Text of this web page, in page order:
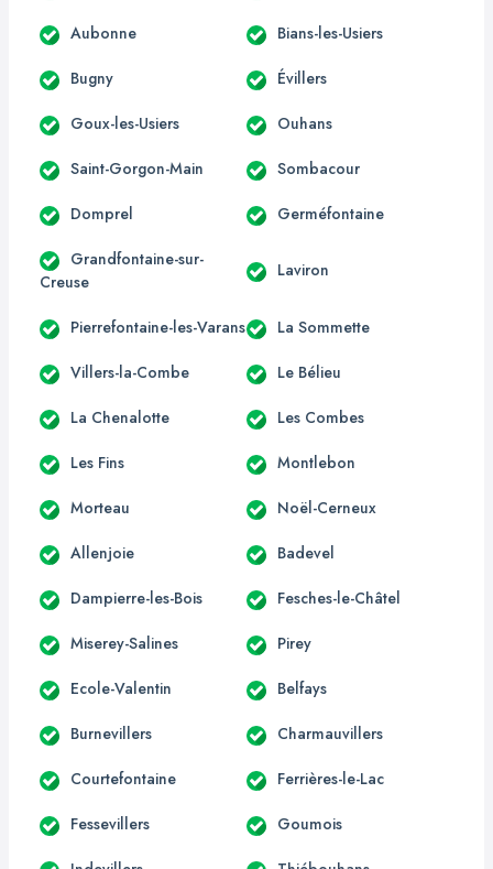
Aubonne Bians-les-Usiers
Bugny Évillers
Goux-les-Usiers Ouhans
Saint-Gorgon-Main Sombacour
Domprel Germéfontaine
Grandfontaine-sur-
Creuse
Laviron
Pierrefontaine-les-Varans La Sommette
Villers-la-Combe Le Bélieu
La Chenalotte Les Combes
Les Fins Montlebon
Morteau Noël-Cerneux
Allenjoie Badevel
Dampierre-les-Bois Fesches-le-Châtel
Miserey-Salines Pirey
Ecole-Valentin Belfays
Burnevillers Charmauvillers
Courtefontaine Ferrières-le-Lac
Fessevillers Goumois